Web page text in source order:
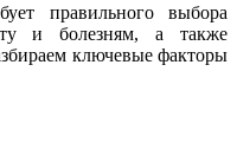
правильного выбора
и болезням, а также
ключевые факторы